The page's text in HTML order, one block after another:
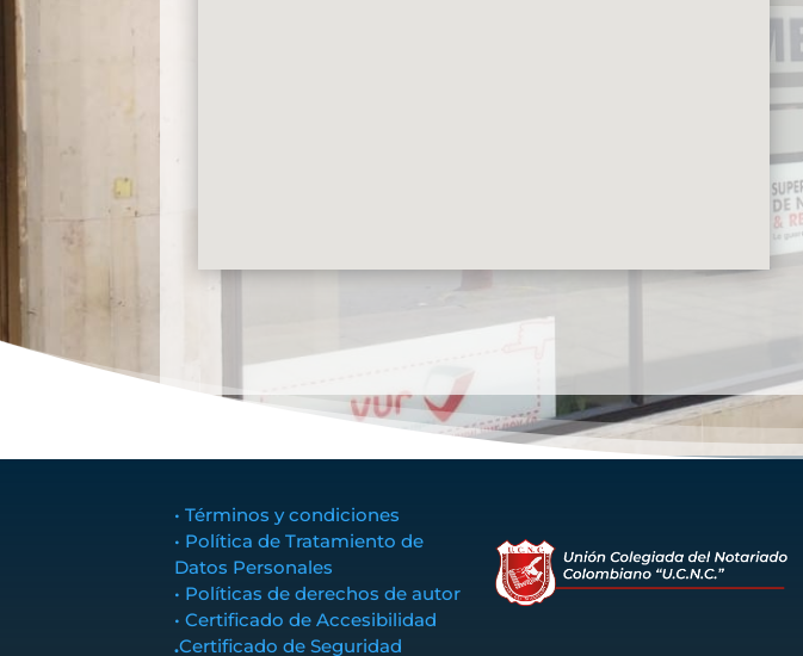
• Términos y condiciones
• Política de Tratamiento de
Datos Personales
• Políticas de derechos de autor
• Certificado de Accesibilidad
.Certificado de Seguridad